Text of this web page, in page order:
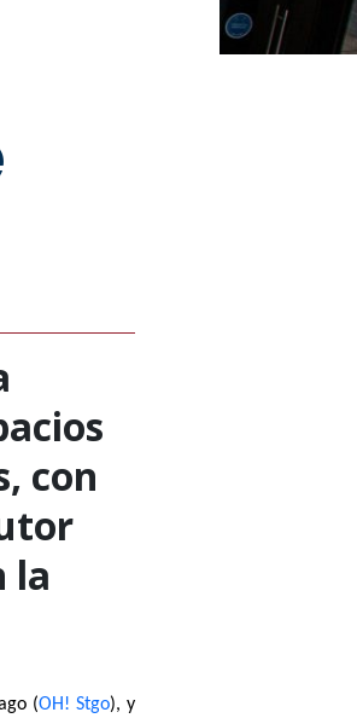
con
la
(OH! Stgo), y